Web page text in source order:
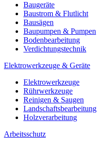
Baugeräte
Baustrom & Flutlicht
Bausägen
Baupumpen & Pumpen
Bodenbearbeitung
Verdichtungstechnik
Elektrowerkzeuge & Geräte
Elektrowerkzeuge
Rührwerkzeuge
Reinigen & Saugen
Landschaftsbearbeitung
Holzverarbeitung
Arbeitsschutz